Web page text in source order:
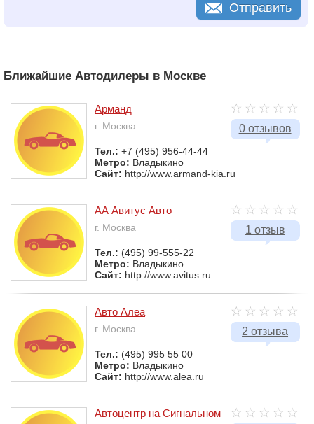
Отправить
Ближайшие Автодилеры в Москве
0 отзывов
Арманд
г. Москва
Тел.: +7 (495) 956-44-44
Метро: Владыкино
Сайт: http://www.armand-kia.ru
1 отзыв
АА Авитус Авто
г. Москва
Тел.: (495) 99-555-22
Метро: Владыкино
Сайт: http://www.avitus.ru
2 отзыва
Авто Алеа
г. Москва
Тел.: (495) 995 55 00
Метро: Владыкино
Сайт: http://www.alea.ru
Автоцентр на Сигнальном